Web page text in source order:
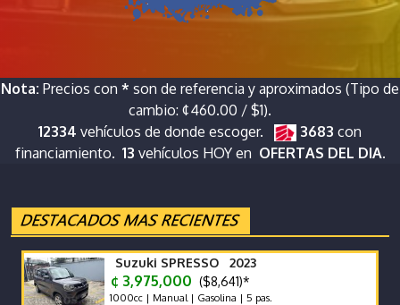
Nota: Precios con * son de referencia y aproximados (Tipo de
cambio: ¢460.00 / $1).
12334 vehículos de donde escoger. 3683 con
financiamiento. 13 vehículos HOY en OFERTAS DEL DIA.
Suzuki SPRESSO 2023
¢ 3,975,000 ($8,641)*
1000cc | Manual | Gasolina | 5 pas.